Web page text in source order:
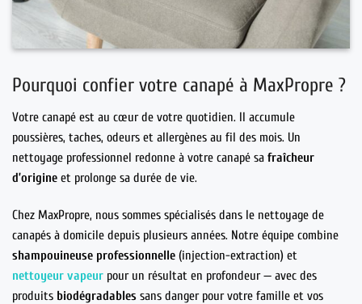
Pourquoi confier votre canapé à MaxPropre ?
Votre canapé est au cœur de votre quotidien. Il accumule
poussières, taches, odeurs et allergènes au fil des mois. Un
nettoyage professionnel redonne à votre canapé sa fraîcheur
d’origine et prolonge sa durée de vie.
Chez MaxPropre, nous sommes spécialisés dans le nettoyage de
canapés à domicile depuis plusieurs années. Notre équipe combine
shampouineuse professionnelle (injection-extraction) et
nettoyeur vapeur pour un résultat en profondeur — avec des
produits biodégradables sans danger pour votre famille et vos